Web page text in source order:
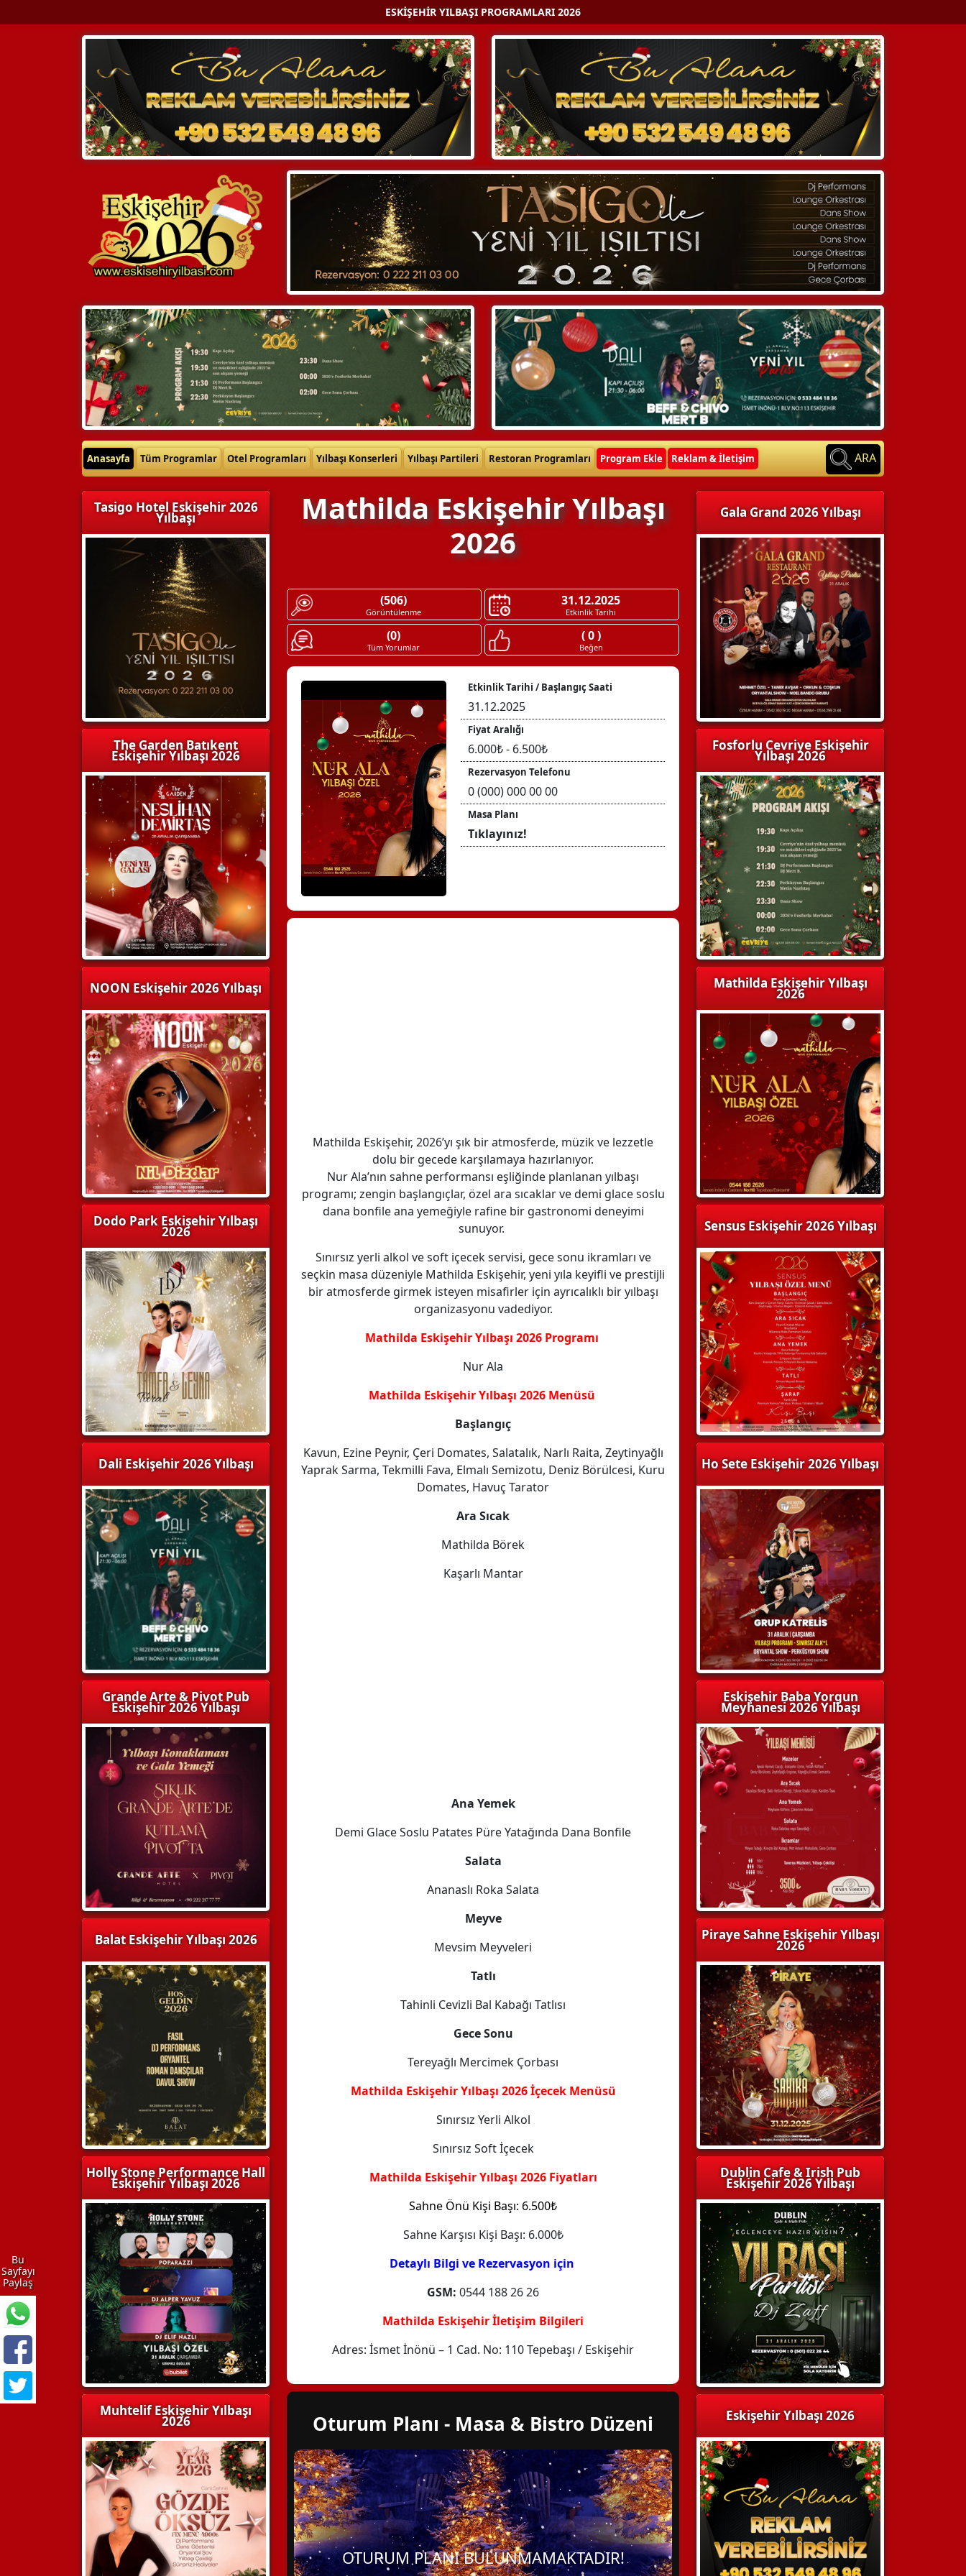
ESKIŞEHIR YILBAŞI PROGRAMLARI 2026
Anasayfa Tüm Programlar Otel Programları Yılbaşı Konserleri Yılbaşı Partileri Restoran Programları Program Ekle Reklam & İletişim ARA
Tasigo Hotel Eskişehir 2026
Yılbaşı
The Garden Batıkent
Eskişehir Yılbaşı 2026
NOON Eskişehir 2026 Yılbaşı
Dodo Park Eskişehir Yılbaşı
2026
Dali Eskişehir 2026 Yılbaşı
Grande Arte & Pivot Pub
Eskişehir 2026 Yılbaşı
Balat Eskişehir Yılbaşı 2026
Holly Stone Performance Hall
Eskişehir Yılbaşı 2026
Muhtelif Eskişehir Yılbaşı
2026
Mathilda Eskişehir Yılbaşı
2026
(506)
Görüntülenme
31.12.2025
Etkinlik Tarihi
(0)
Tüm Yorumlar
( 0 )
Beğen
Etkinlik Tarihi / Başlangıç Saati
31.12.2025
Fiyat Aralığı
6.000₺ - 6.500₺
Rezervasyon Telefonu
0 (000) 000 00 00
Masa Planı
Tıklayınız!
Mathilda Eskişehir, 2026’yı şık bir atmosferde, müzik ve lezzetle
dolu bir gecede karşılamaya hazırlanıyor.
Nur Ala’nın sahne performansı eşliğinde planlanan yılbaşı
programı; zengin başlangıçlar, özel ara sıcaklar ve demi glace soslu
dana bonfile ana yemeğiyle rafine bir gastronomi deneyimi
sunuyor.
Sınırsız yerli alkol ve soft içecek servisi, gece sonu ikramları ve
seçkin masa düzeniyle Mathilda Eskişehir, yeni yıla keyifli ve prestijli
bir atmosferde girmek isteyen misafirler için ayrıcalıklı bir yılbaşı
organizasyonu vadediyor.
Mathilda Eskişehir Yılbaşı 2026 Programı
Nur Ala
Mathilda Eskişehir Yılbaşı 2026 Menüsü
Başlangıç
Kavun, Ezine Peynir, Çeri Domates, Salatalık, Narlı Raita, Zeytinyağlı
Yaprak Sarma, Tekmilli Fava, Elmalı Semizotu, Deniz Börülcesi, Kuru
Domates, Havuç Tarator
Ara Sıcak
Mathilda Börek
Kaşarlı Mantar
Ana Yemek
Demi Glace Soslu Patates Püre Yatağında Dana Bonfile
Salata
Ananaslı Roka Salata
Meyve
Mevsim Meyveleri
Tatlı
Tahinli Cevizli Bal Kabağı Tatlısı
Gece Sonu
Tereyağlı Mercimek Çorbası
Mathilda Eskişehir Yılbaşı 2026 İçecek Menüsü
Sınırsız Yerli Alkol
Sınırsız Soft İçecek
Mathilda Eskişehir Yılbaşı 2026 Fiyatları
Sahne Önü Kişi Başı: 6.500₺
Sahne Karşısı Kişi Başı: 6.000₺
Detaylı Bilgi ve Rezervasyon için
GSM: 0544 188 26 26
Mathilda Eskişehir İletişim Bilgileri
Adres: İsmet İnönü – 1 Cad. No: 110 Tepebaşı / Eskişehir
Oturum Planı - Masa & Bistro Düzeni
OTURUM PLANI BULUNMAMAKTADIR!
Gala Grand 2026 Yılbaşı
Fosforlu Cevriye Eskişehir
Yılbaşı 2026
Mathilda Eskişehir Yılbaşı
2026
Sensus Eskişehir 2026 Yılbaşı
Ho Sete Eskişehir 2026 Yılbaşı
Eskişehir Baba Yorgun
Meyhanesi 2026 Yılbaşı
Piraye Sahne Eskişehir Yılbaşı
2026
Dublin Cafe & Irish Pub
Eskişehir 2026 Yılbaşı
Eskişehir Yılbaşı 2026
Bu
Sayfayı
Paylaş